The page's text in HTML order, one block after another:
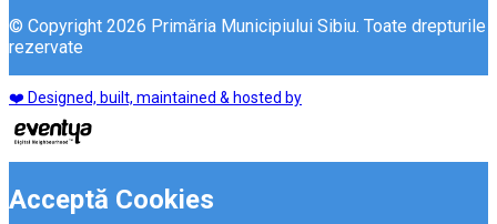
© Copyright 2026 Primăria Municipiului Sibiu. Toate drepturile
rezervate
❤️ Designed, built, maintained & hosted by
Acceptă Cookies